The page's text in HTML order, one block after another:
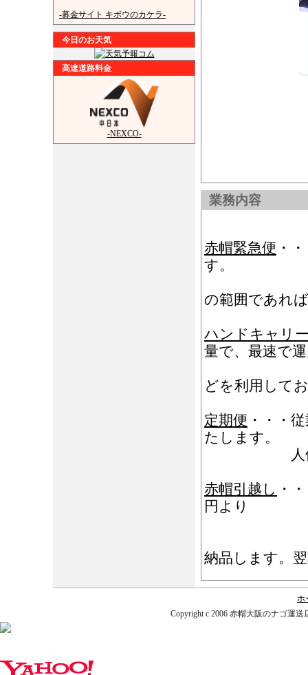
-募金サイト キボウのカケラ-
今日のお天気
高速道路料金
-NEXCO-
業務内容
赤帽緊急便 ・
す。
の範囲であれ
ハンドキャリ
量で、最速で
どを利用して
定期便 ・・・
たします。
人件費の
赤帽引越し ・
円より
納品します。
ホ
Copyright c 2006 赤帽大阪のナゴ運